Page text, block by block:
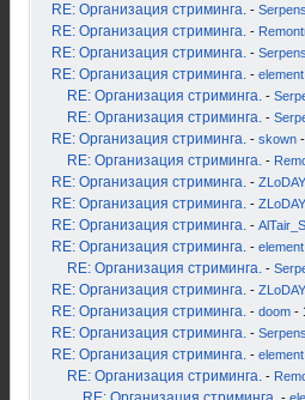
RE: Организация стриминга. - Serpens
RE: Организация стриминга. -
RE: Организация стриминга. - Serpens
RE: Организация стриминга. - element
RE: Организация стриминга. -
RE: Организация стриминга. -
RE: Организация стриминга. - skown
RE: Организация стриминга. -
RE: Организация стриминга. - ZLoDAY
RE: Организация стриминга. - ZLoDAY
RE: Организация стриминга. -
RE: Организация стриминга. - element
RE: Организация стриминга. -
RE: Организация стриминга. - ZLoDAY
RE: Организация стриминга. - doom -
RE: Организация стриминга. - Serpens
RE: Организация стриминга. - element
RE: Организация стриминга. -